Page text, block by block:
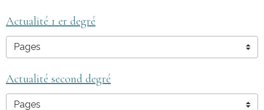
Actualité 1 er degré
Actualité second degré